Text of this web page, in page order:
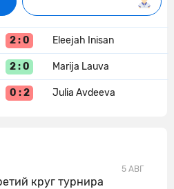
2 : 0 Eleejah Inisan
2 : 0 Marija Lauva
0 : 2 Julia Avdeeva
5 АВГ
круг турнира